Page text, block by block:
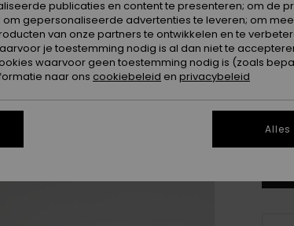
publicaties en content te presenteren; om de
gepersonaliseerde advertenties te leveren; om
van onze partners te ontwikkelen en te
je toestemming nodig is al dan niet te
waarvoor geen toestemming nodig is (zoals
naar ons cookiebeleid en privacybeleid
Alles